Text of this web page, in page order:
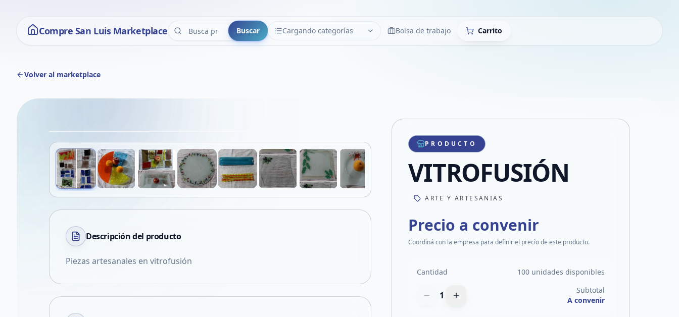
Compre San Luis Marketplace Buscar Cargando categorías
CATEGORÍAS LimpiarBolsa de trabajo Carrito
Volver al marketplace
Compartir producto
Compartir por WhatsApp
Compartir por mail
Compartir en Facebook
Compartir en X
Descripción del producto
Piezas artesanales en vitrofusión
PRODUCTO
VITROFUSIÓN
ARTE Y ARTESANIAS
Precio a convenir
Coordiná con la empresa para definir el precio de este producto.
Cantidad 100 unidades disponibles
1
Subtotal
A convenir